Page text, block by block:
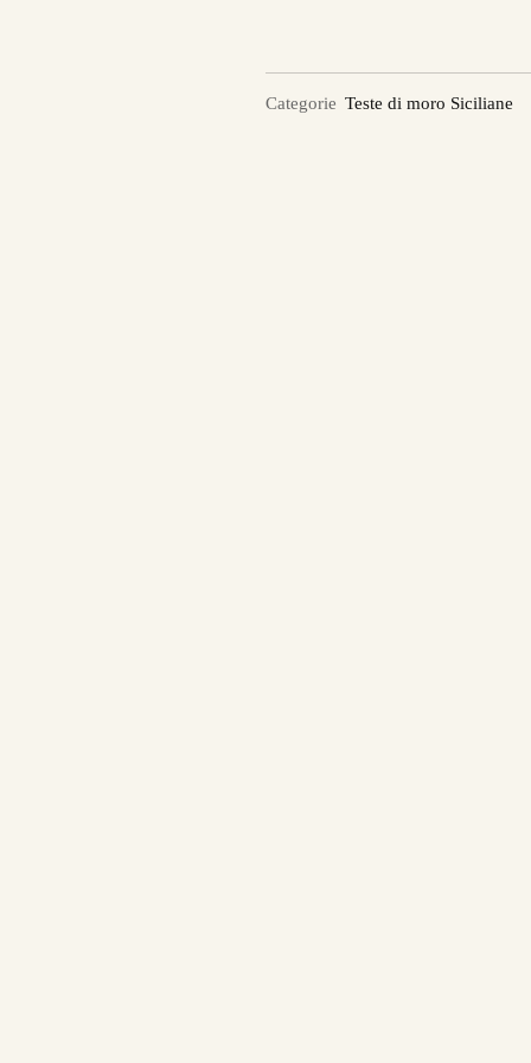
Categorie Teste di moro Siciliane